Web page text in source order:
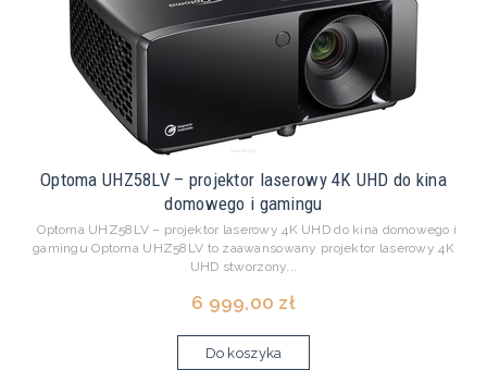
Optoma UHZ58LV – projektor laserowy 4K UHD do kina
domowego i gamingu
Optoma UHZ58LV – projektor laserowy 4K UHD do kina domowego i
gamingu Optoma UHZ58LV to zaawansowany projektor laserowy 4K
UHD stworzony...
6 999,00 zł
Do koszyka